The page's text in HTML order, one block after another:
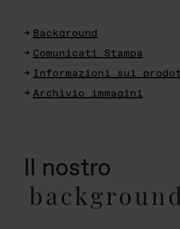
Background
Comunicati Stampa
Informazioni sui
Archivio immagini
Il nostro
background